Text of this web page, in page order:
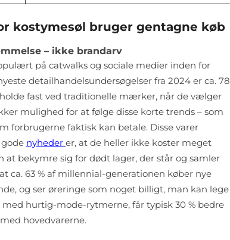
kostymesøl bruger gentagne køb
– ikke brandarv
på catwalks og sociale medier inden for
detailhandelsundersøgelser fra 2024 er ca. 78
fast ved traditionelle mærker, når de vælger
mulighed for at følge disse korte trends – som
forbrugerne faktisk kan betale. Disse varer
nyheder er, at de heller ikke koster meget
bekymre sig for dødt lager, der står og samler
ca. 63 % af millennial-generationen køber nye
og ser øreringe som noget billigt, man kan lege
hurtig-mode-rytmerne, får typisk 30 % bedre
hovedvarerne.